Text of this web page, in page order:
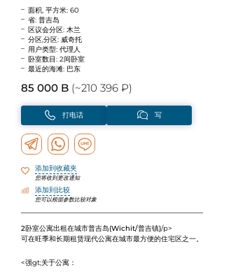
面积, 平方米: 60
省: 普吉岛
区议会分区: 木兰
分区,分区: 威奇托
用户类型: 代理人
卧室数目: 2间卧室
最近的海滩: 巴东
85 000 B (~210 396 ₽)
打电话 写
添加到收藏夹
您将收到更改通知
添加到比较
您可以根据参数比较对象
2卧室公寓出租在城市普吉岛(Wichit/普吉镇)/p>
可在旺季和长期租赁现代公寓在城市最方便的住宅区之一。
<强gt;关于公寓：